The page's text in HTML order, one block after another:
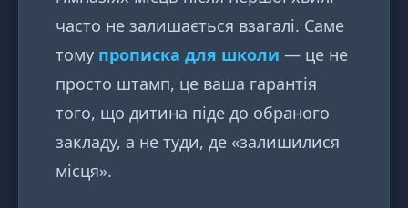
часто не залишається взагалі. Саме
тому прописка для школи — це не
просто штамп, це ваша гарантія
того, що дитина піде до обраного
закладу, а не туди, де «залишилися
місця».